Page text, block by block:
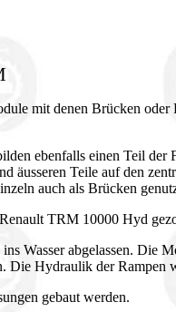
mit denen Brücken oder
ebenfalls einen Teil der
Teile auf den
auch als Brücken
TRM 10000 Hyd
Wasser abgelassen. Die
Die Hydraulik der Rampen
gebaut werden.